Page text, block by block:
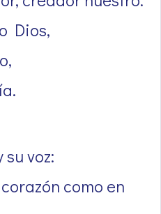
Dios,
voz:
como en